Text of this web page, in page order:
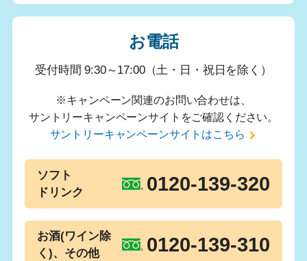
お電話
受付時間 9:30～17:00（土・日・祝日を除く）
※キャンペーン関連のお問い合わせは、
サントリーキャンペーンサイトをご確認ください。
サントリーキャンペーンサイトはこちら
ソフト
ドリンク
0120-139-320
お酒(ワイン除
く)、その他
0120-139-310